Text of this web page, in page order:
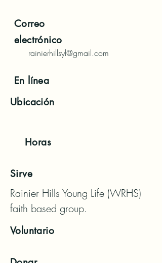
Correo
electrónico
rainierhillsyl@gmail.com
En línea
Ubicación
Horas
Sirve
Rainier Hills Young Life (WRHS)
faith based group.
Voluntario